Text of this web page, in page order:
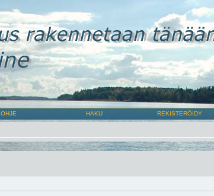
OHJE HAKU REKISTERÖIDY